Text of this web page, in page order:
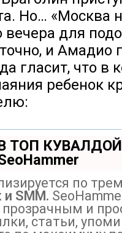
Но… «Москва
вечера для
и Амадио
гласит, что в
ребенок
ТОП
по
и SMM.
прозрачным и
статьи,